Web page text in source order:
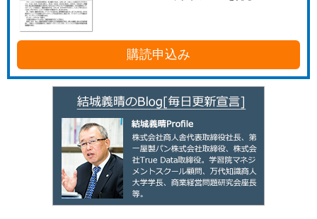
購読申込み